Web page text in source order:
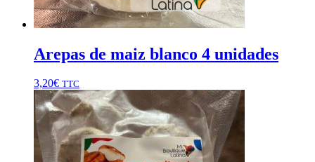
Arepas de maiz blanco 4 unidades
3,20€ TTC